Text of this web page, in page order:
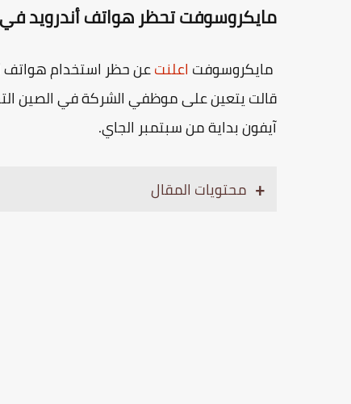
مايكروسوفت تحظر هواتف أندرويد
مايكروسوفت اعلنتعن حظر استخدام هواتف
قالت يتعين على موظفي الشركة في الصين
آيفون بداية من سبتمبر الجاي.
محتويات المقال